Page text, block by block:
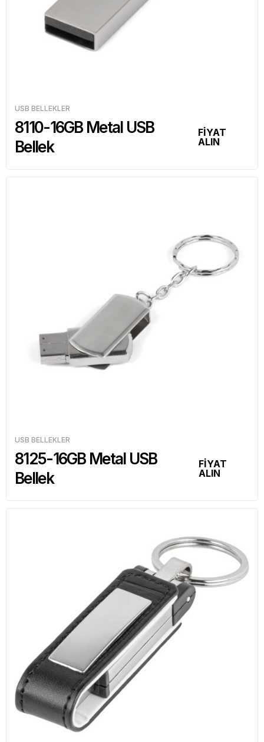
USB BELLEKLER
8110-16GB Metal USB
Bellek
FİYAT
ALIN
USB BELLEKLER
8125-16GB Metal USB
Bellek
FİYAT
ALIN